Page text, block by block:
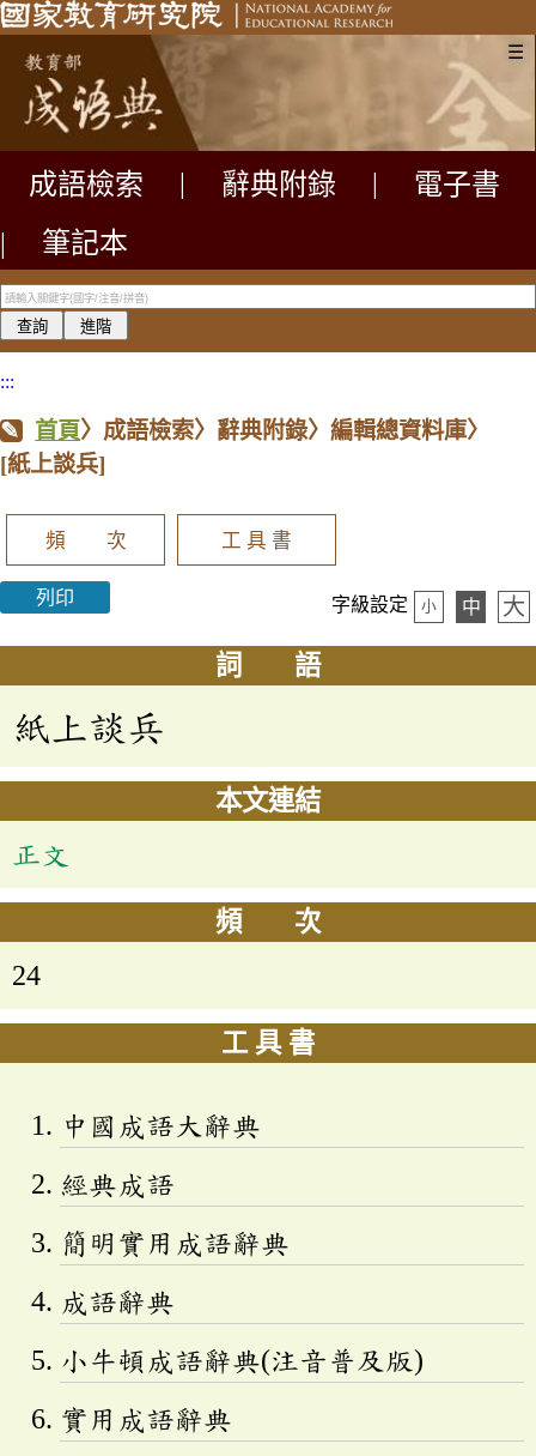
☰
成語檢索 辭典附錄
電子書
|
筆記本
:::
首頁〉成語檢索〉辭典附錄〉編輯總資料庫〉
[紙上談兵]
頻 次 工 具 書
列印 字級設定 小 中 大
詞 語
紙上談兵
本文連結
正文
頻 次
24
工 具 書
中國成語大辭典
經典成語
簡明實用成語辭典
成語辭典
小牛頓成語辭典(注音普及版)
實用成語辭典